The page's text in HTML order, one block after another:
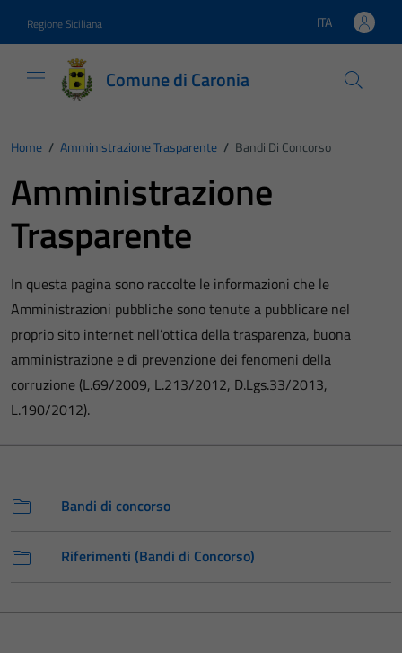
Regione Siciliana Lingua attiva:
ITA
Comune di Caronia
Home / Amministrazione Trasparente / Bandi Di Concorso
Amministrazione
Trasparente
In questa pagina sono raccolte le informazioni che le
Amministrazioni pubbliche sono tenute a pubblicare nel
proprio sito internet nell’ottica della trasparenza, buona
amministrazione e di prevenzione dei fenomeni della
corruzione (L.69/2009, L.213/2012, D.Lgs.33/2013,
L.190/2012).
Bandi di concorso
Riferimenti (Bandi di Concorso)